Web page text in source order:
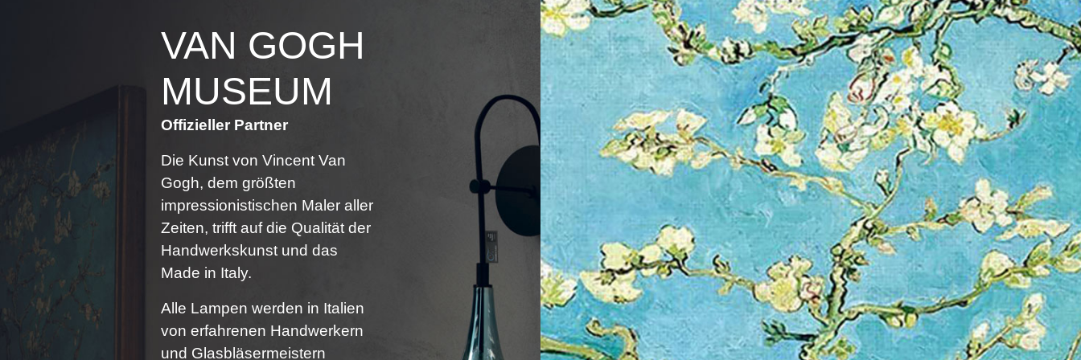
Offizieller Partner
Die Kunst von Vincent Van
Gogh, dem größten
impressionistischen Maler aller
Handwerkskunst und das
Made in Italy.
Alle Lampen werden in Italien
von erfahrenen Handwerkern
und Glasbläsermeistern
kleinen Unregelmäßigkeiten
auf den Oberflächen der